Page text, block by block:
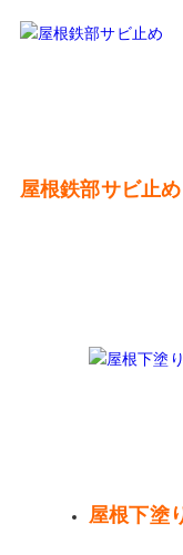
屋根鉄部サビ止め
屋根下塗